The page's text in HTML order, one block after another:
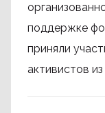
поддержке
приняли
активистов